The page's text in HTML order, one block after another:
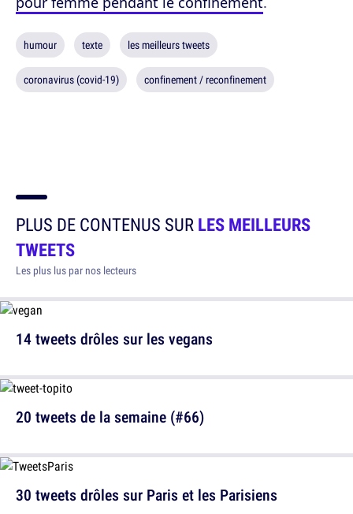
humour texte les meilleurs tweets
coronavirus (covid-19) confinement / reconfinement
PLUS DE CONTENUS SURLES MEILLEURS
TWEETS
Les plus lus par nos lecteurs
14 tweets drôles sur les vegans
30 tweets drôles sur Paris et les Parisiens
20 tweets de la semaine (#66)